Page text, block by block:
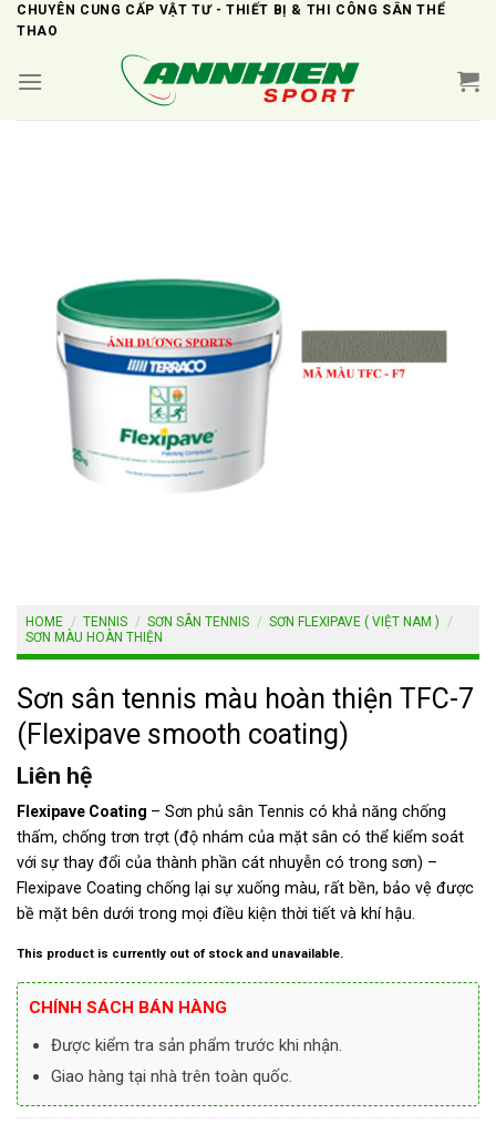
SkipCHUYÊN CUNG CẤP VẬT TƯ - THIẾT BỊ & THI CÔNG SÂN THỂ
THAO
HOME / TENNIS / SƠN SÂN TENNIS / SƠN FLEXIPAVE ( VIỆT NAM ) /
SƠN MÀU HOÀN THIỆN
Sơn sân tennis màu hoàn thiện TFC-7
(Flexipave smooth coating)
Liên hệ
Flexipave Coating – Sơn phủ sân Tennis có khả năng chống
thấm, chống trơn trợt (độ nhám của mặt sân có thể kiểm soát
với sự thay đổi của thành phần cát nhuyễn có trong sơn) –
Flexipave Coating chống lại sự xuống màu, rất bền, bảo vệ được
bề mặt bên dưới trong mọi điều kiện thời tiết và khí hậu.
This product is currently out of stock and unavailable.
CHÍNH SÁCH BÁN HÀNG
Được kiểm tra sản phẩm trước khi nhận.
Giao hàng tại nhà trên toàn quốc.